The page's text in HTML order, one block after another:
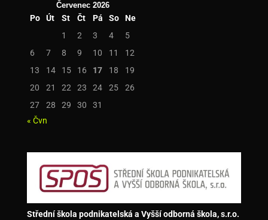
Červenec 2026
Po Út St Čt Pá So
Ne
1
2 3 4
5
6
7 8 9 10 11
12
13
14 15 16 17 18
19
20
21 22 23 24 25
26
27
28 29 30
31
« Čvn
Střední škola podnikatelská a Vyšší odborná škola, s.r.o.